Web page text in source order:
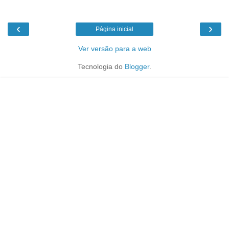
‹ ›
Página inicial
Ver versão para a web
Tecnologia do Blogger.